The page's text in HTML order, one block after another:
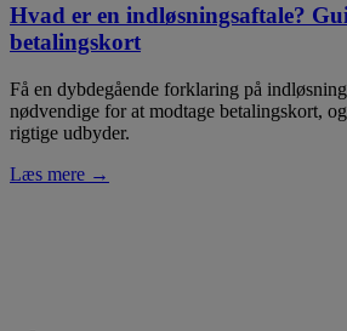
Hvad er en indløsningsaftale?
betalingskort
Få en dybdegående forklaring på
nødvendige for at modtage betalingskort,
rigtige udbyder.
Læs mere →